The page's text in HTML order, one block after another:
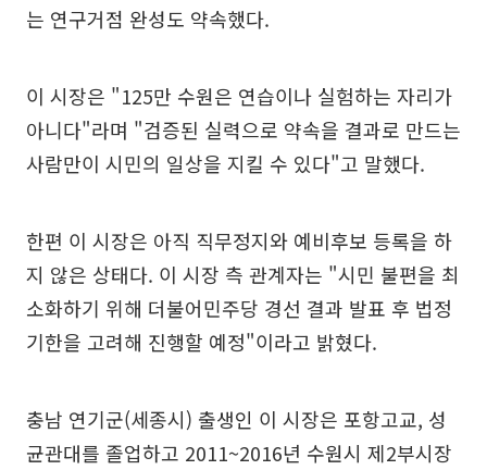
는 연구거점 완성도 약속했다.
이 시장은 "125만 수원은 연습이나 실험하는 자리가
아니다"라며 "검증된 실력으로 약속을 결과로 만드는
사람만이 시민의 일상을 지킬 수 있다"고 말했다.
한편 이 시장은 아직 직무정지와 예비후보 등록을 하
지 않은 상태다. 이 시장 측 관계자는 "시민 불편을 최
소화하기 위해 더불어민주당 경선 결과 발표 후 법정
기한을 고려해 진행할 예정"이라고 밝혔다.
충남 연기군(세종시) 출생인 이 시장은 포항고교, 성
균관대를 졸업하고 2011~2016년 수원시 제2부시장